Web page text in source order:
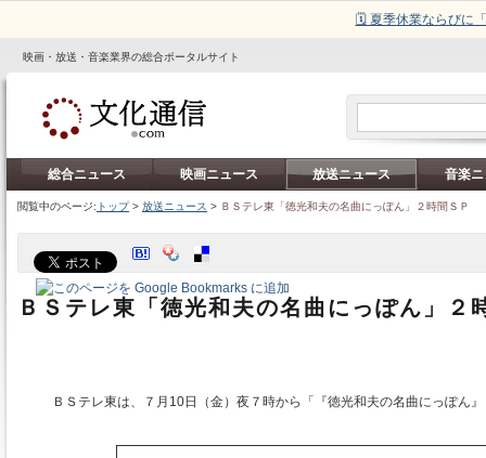
🗓️ 夏季休業ならびに
映画・放送・音楽業界の総合ポータルサイト
総合ニュース 映画ニュース 放送ニュース 音楽
閲覧中のページ: トップ> 放送ニュース > ＢＳテレ東「徳光和夫の名曲にっぽん」２時間ＳＰ
ＢＳテレ東「徳光和夫の名曲にっぽん」２
ＢＳテレ東は、７月10日（金）夜７時から「『徳光和夫の名曲にっぽん